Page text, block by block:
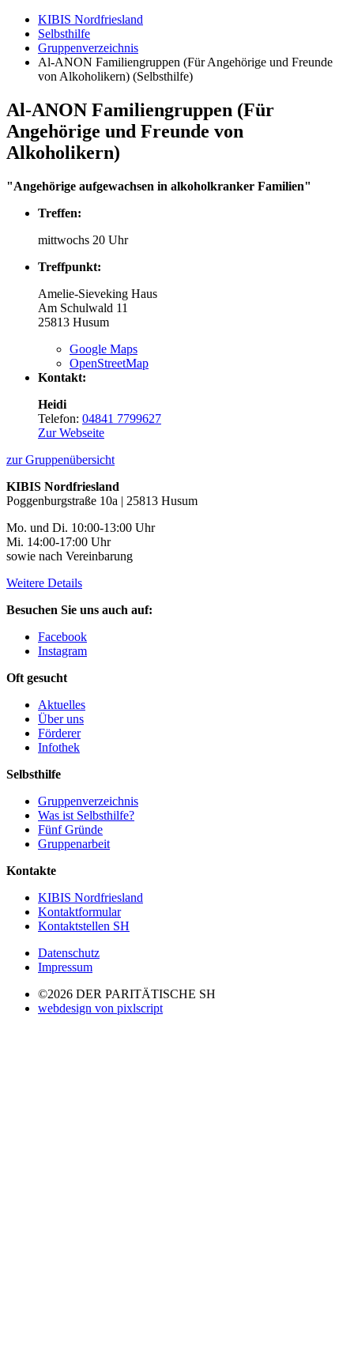
KIBIS Nordfriesland
Selbsthilfe
Gruppenverzeichnis
Al-ANON Familiengruppen (Für Angehörige und Freunde
von Alkoholikern) (Selbsthilfe)
Al-ANON Familiengruppen (Für
Angehörige und Freunde von
Alkoholikern)
"Angehörige aufgewachsen in alkoholkranker Familien"
Treffen:
mittwochs 20 Uhr
Treffpunkt:
Amelie-Sieveking Haus
Am Schulwald 11
25813 Husum
Google Maps
OpenStreetMap
Kontakt:
Heidi
Telefon: 04841 7799627
Zur Webseite
zur Gruppenübersicht
KIBIS Nordfriesland
Poggenburgstraße 10a | 25813 Husum
Mo. und Di. 10:00-13:00 Uhr
Mi. 14:00-17:00 Uhr
sowie nach Vereinbarung
Weitere Details
Besuchen Sie uns auch auf:
Facebook
Instagram
Oft gesucht
Aktuelles
Über uns
Förderer
Infothek
Selbsthilfe
Gruppenverzeichnis
Was ist Selbsthilfe?
Fünf Gründe
Gruppenarbeit
Kontakte
KIBIS Nordfriesland
Kontaktformular
Kontaktstellen SH
Datenschutz
Impressum
©2026 DER PARITÄTISCHE SH
webdesign von pixlscript